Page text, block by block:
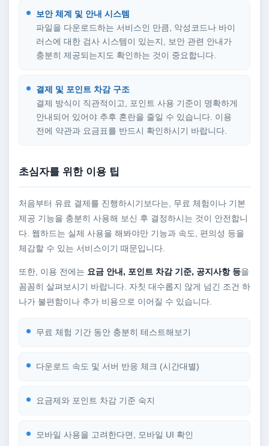
보안 체계 및 안내 시스템
파일을 다운로드하는 서비스인 만큼, 악성코드나 바이
러스에 대한 검사 시스템이 있는지, 보안 관련 안내가
충분히 제공되는지도 확인하는 것이 중요합니다.
결제 및 포인트 차감 구조
결제 방식이 직관적이고, 포인트 사용 기준이 명확하게
안내되어 있어야 추후 혼란을 줄일 수 있습니다. 이용
전에 약관과 요금표를 반드시 확인하시기 바랍니다.
초심자를 위한 이용 팁
처음부터 유료 결제를 진행하시기보다는, 무료 체험이나 기본
제공 기능을 충분히 사용해 보신 후 결정하시는 것이 안전합니
다. 웹하드는 실제 사용을 해봐야만 기능과 속도, 편의성 등을
체감할 수 있는 서비스이기 때문입니다.
또한, 이용 전에는 요금 안내, 포인트 차감 기준, 공지사항 등을
꼼꼼히 살펴보시기 바랍니다. 자칫 대수롭지 않게 넘긴 조건 하
나가 불편함이나 추가 비용으로 이어질 수 있습니다.
무료 체험 기간 동안 충분히 테스트해보기
다운로드 속도 및 서버 반응 체크 (시간대별)
요금제와 포인트 차감 기준 숙지
모바일 사용을 고려한다면, 모바일 UI 확인